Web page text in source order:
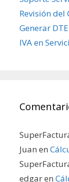
Revisión
Generar
IVA en
Juan en
edgaren